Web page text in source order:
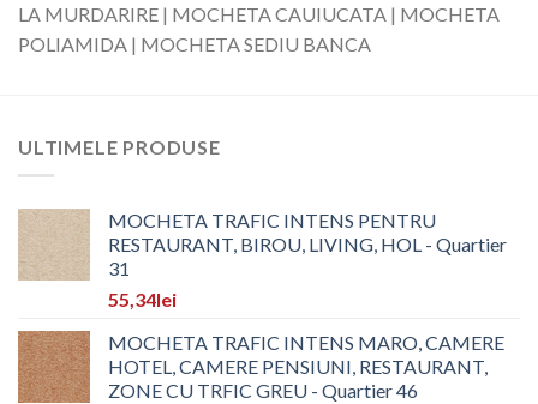
LA MURDARIRE | MOCHETA CAUIUCATA | MOCHETA
POLIAMIDA | MOCHETA SEDIU BANCA
ULTIMELE PRODUSE
MOCHETA TRAFIC INTENS PENTRU
RESTAURANT, BIROU, LIVING, HOL - Quartier
31
55,34lei
MOCHETA TRAFIC INTENS MARO, CAMERE
HOTEL, CAMERE PENSIUNI, RESTAURANT,
ZONE CU TRFIC GREU - Quartier 46